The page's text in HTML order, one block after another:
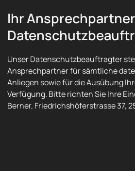
Ihr
Unser Datenschutzbeauftragter
Ansprechpartner für sämtliche
Anliegen sowie für die Ausübung
Verfügung. Bitte richten Sie Ihre
Berner, Friedrichshöferstrasse 37,